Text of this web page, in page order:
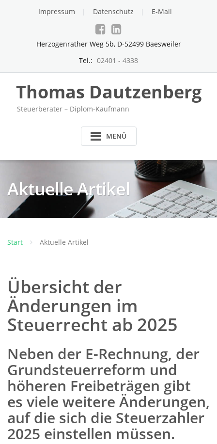
Impressum Datenschutz E-Mail
Herzogenrather Weg 5b, D-52499 Baesweiler
Tel.: 02401 - 4338
Thomas Dautzenberg
Steuerberater – Diplom-Kaufmann
MENÜ
Aktuelle Artikel
Start Aktuelle Artikel
Übersicht der
Änderungen im
Steuerrecht ab 2025
Neben der E-Rechnung, der
Grundsteuerreform und
höheren Freibeträgen gibt
es viele weitere Änderungen,
auf die sich die Steuerzahler
2025 einstellen müssen.